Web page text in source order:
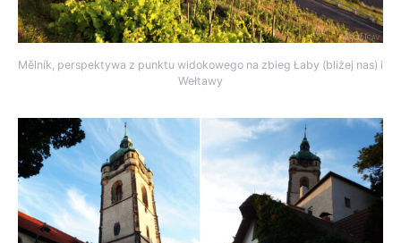
Mělník, perspektywa z punktu widokowego na zbieg Łaby (bliżej nas) i
Wełtawy